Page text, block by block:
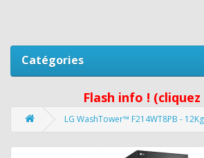
Catégories
Flash info ! (cliquez
LG WashTower™ F214WT8PB -